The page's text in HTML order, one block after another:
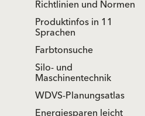
Richtlinien und Normen
Produktinfos in 11
Sprachen
Farbtonsuche
Silo- und
Maschinentechnik
WDVS-Planungsatlas